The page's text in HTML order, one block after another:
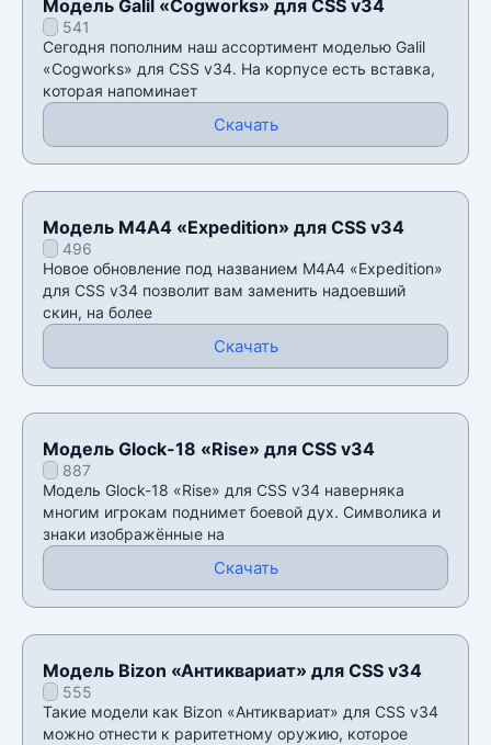
Модель Galil «Cogworks» для CSS v34
541
Сегодня пополним наш ассортимент моделью Galil
«Cogworks» для CSS v34. На корпусе есть вставка,
которая напоминает
Скачать
Модель М4А4 «Expedition» для CSS v34
496
Новое обновление под названием М4А4 «Expedition»
для CSS v34 позволит вам заменить надоевший
скин, на более
Скачать
Модель Glock-18 «Rise» для CSS v34
887
Модель Glock-18 «Rise» для CSS v34 наверняка
многим игрокам поднимет боевой дух. Символика и
знаки изображённые на
Скачать
Модель Bizon «Антиквариат» для CSS v34
555
Такие модели как Bizon «Антиквариат» для CSS v34
можно отнести к раритетному оружию, которое